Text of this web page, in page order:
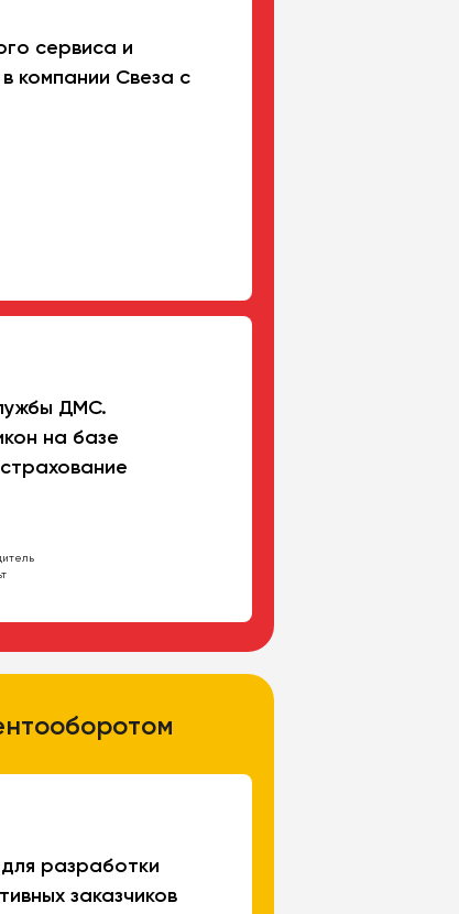
сервиса и
компании Свеза с
ДМС.
на базе
разработки
заказчиков